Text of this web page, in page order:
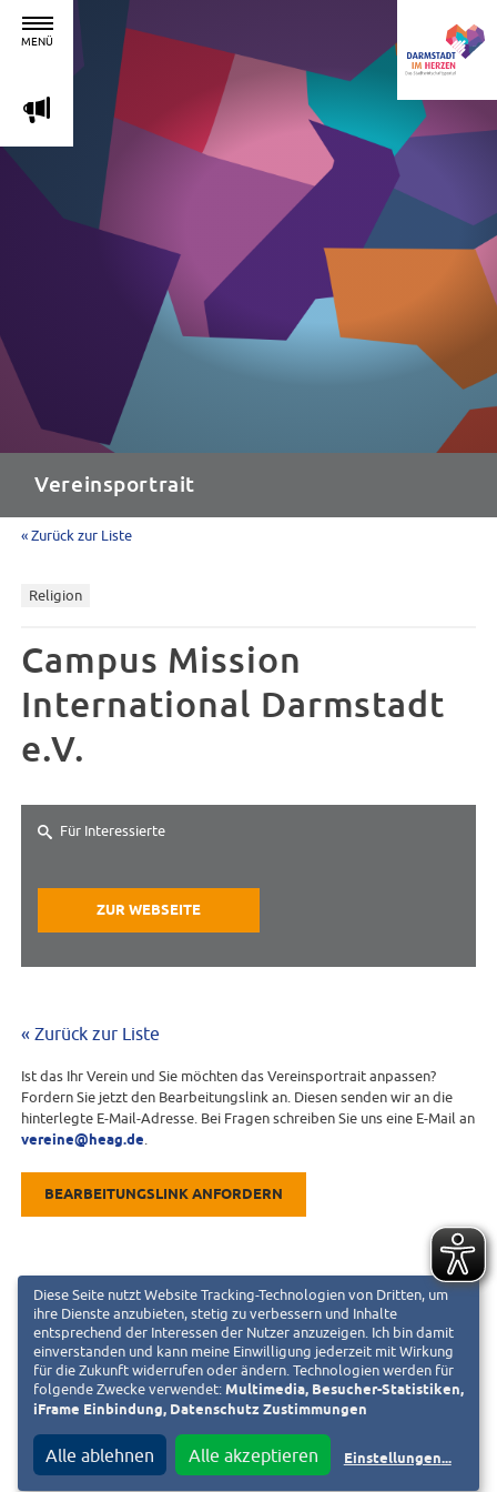
MENÜ
m
Vereinsportrait
« Zurück zur Liste
Religion
Campus Mission
International Darmstadt
e.V.
Für Interessierte
ZUR WEBSEITE
« Zurück zur Liste
Ist das Ihr Verein und Sie möchten das Vereinsportrait anpassen?
Fordern Sie jetzt den Bearbeitungslink an. Diesen senden wir an die
hinterlegte E-Mail-Adresse. Bei Fragen schreiben Sie uns eine E-Mail an
vereine@heag.de
BEARBEITUNGSLINK ANFORDERN
Diese Seite nutzt Website Tracking-Technologien von Dritten, um
ihre Dienste anzubieten, stetig zu verbessern und Inhalte
entsprechend der Interessen der Nutzer anzuzeigen. Ich bin damit
einverstanden und kann meine Einwilligung jederzeit mit Wirkung
für die Zukunft widerrufen oder ändern. Technologien werden für
folgende Zwecke verwendet: Multimedia, Besucher-Statistiken,
iFrame Einbindung, Datenschutz Zustimmungen
Alle ablehnen Alle akzeptieren Einstellungen...